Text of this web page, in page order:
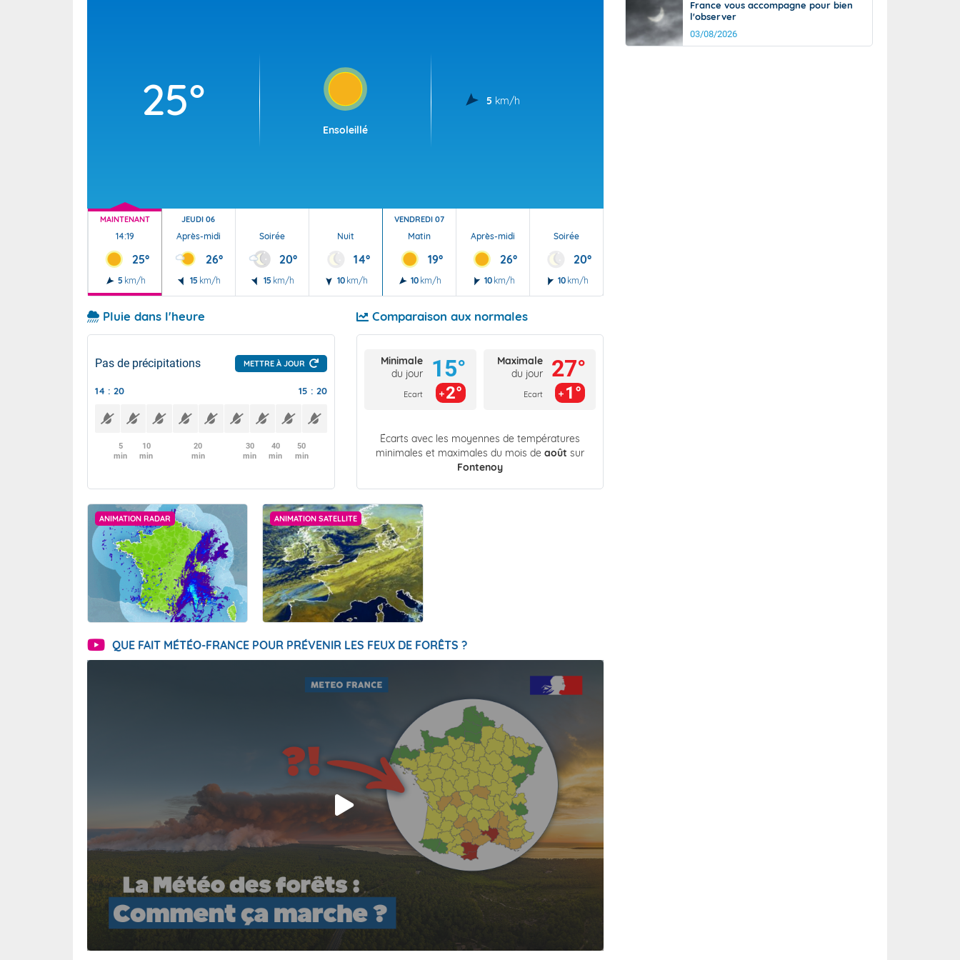
25°
Ensoleillé
5 km/h
MAINTENANT
14:19
25°
5 km/h
JEUDI 06
Après-midi
26°
15 km/h
Soirée
20°
15 km/h
Nuit
14°
10 km/h
VENDREDI 07
Matin
19°
10 km/h
Après-midi
26°
10 km/h
Soirée
20°
10 km/h
Pluie dans l'heure
Pas de précipitations METTRE À JOUR
14 : 20 15 : 20
5
min
10
min
20
min
30
min
40
min
50
min
Comparaison aux normales
Minimale
du jour
Ecart
15°
2°
Maximale
du jour
Ecart
27°
1°
Écarts avec les moyennes de températures
minimales et maximales du mois de août sur
Fontenoy
ANIMATION RADAR ANIMATION SATELLITE
QUE FAIT MÉTÉO-FRANCE POUR PRÉVENIR LES FEUX DE FORÊTS ?
France vous accompagne pour bien
l'observer
03/08/2026